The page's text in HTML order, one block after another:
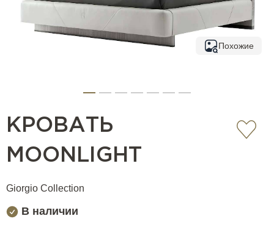
Похожие
КРОВАТЬ
MOONLIGHT
Giorgio Collection
В наличии